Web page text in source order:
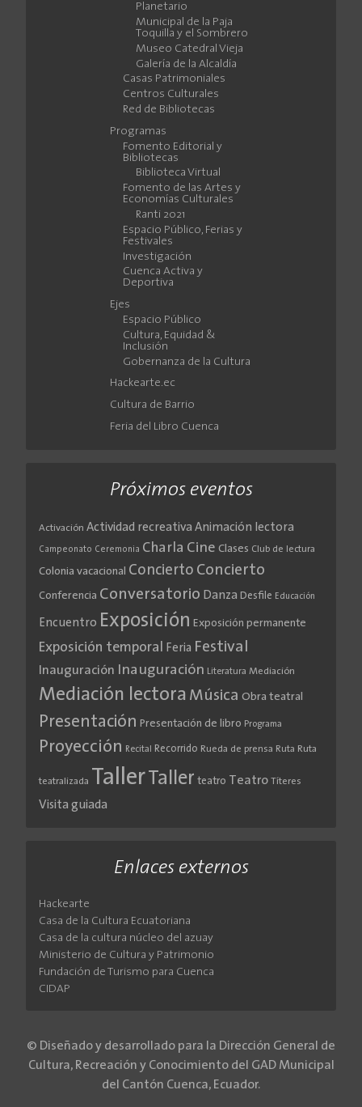
Planetario
Municipal de la Paja
Toquilla y el Sombrero
Museo Catedral Vieja
Galería de la Alcaldía
Casas Patrimoniales
Centros Culturales
Red de Bibliotecas
Programas
Fomento Editorial y
Bibliotecas
Biblioteca Virtual
Fomento de las Artes y
Economías Culturales
Ranti 2021
Espacio Público, Ferias y
Festivales
Investigación
Cuenca Activa y
Deportiva
Ejes
Espacio Público
Cultura, Equidad &
Inclusión
Gobernanza de la Cultura
Hackearte.ec
Cultura de Barrio
Feria del Libro Cuenca
Próximos eventos
Activación Actividad recreativa Animación lectora
Campeonato Ceremonia Charla Cine Clases Club de lectura
Colonia vacacional Concierto Concierto
Conferencia Conversatorio Danza Desfile Educación
Encuentro Exposición Exposición permanente
Exposición temporal Feria Festival
Inauguración Inauguración Literatura Mediación
Mediación lectora Música Obra teatral
Presentación Presentación de libro Programa
Proyección Recital Recorrido Rueda de prensa Ruta Ruta
teatralizada TallerTaller teatro Teatro Títeres
Visita guiada
Enlaces externos
Hackearte
Casa de la Cultura Ecuatoriana
Casa de la cultura núcleo del azuay
Ministerio de Cultura y Patrimonio
Fundación de Turismo para Cuenca
CIDAP
© Diseñado y desarrollado para la Dirección General de
Cultura, Recreación y Conocimiento del GAD Municipal
del Cantón Cuenca, Ecuador.